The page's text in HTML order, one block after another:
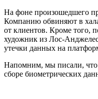
На фоне произошедшего
Компанию обвиняют в
от клиентов. Кроме того,
художник из Лос-
утечки данных на
Напомним, мы писали, что
сборе биометрических